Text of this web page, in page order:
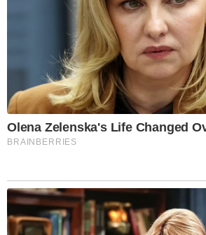
Olena Zelenska's Life Changed
BRAINBERRIES